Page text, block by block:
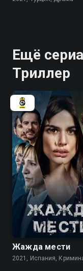
Ещё
Триллер
7.4
Жажда мести
2021, Испания,